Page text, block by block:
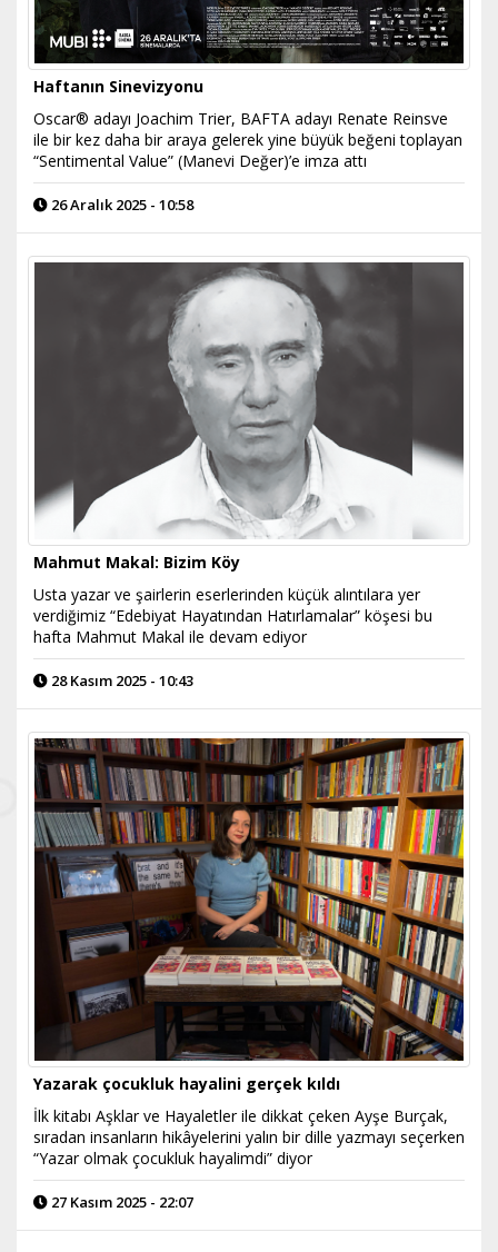
Haftanın Sinevizyonu
Oscar® adayı Joachim Trier, BAFTA adayı Renate Reinsve
ile bir kez daha bir araya gelerek yine büyük beğeni toplayan
“Sentimental Value” (Manevi Değer)’e imza attı
26 Aralık 2025 - 10:58
Mahmut Makal: Bizim Köy
Usta yazar ve şairlerin eserlerinden küçük alıntılara yer
verdiğimiz “Edebiyat Hayatından Hatırlamalar” köşesi bu
hafta Mahmut Makal ile devam ediyor
28 Kasım 2025 - 10:43
Yazarak çocukluk hayalini gerçek kıldı
İlk kitabı Aşklar ve Hayaletler ile dikkat çeken Ayşe Burçak,
sıradan insanların hikâyelerini yalın bir dille yazmayı seçerken
“Yazar olmak çocukluk hayalimdi” diyor
27 Kasım 2025 - 22:07